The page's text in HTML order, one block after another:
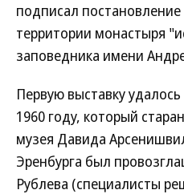
подписал
территории монастыря
заповедника имени
Первую выставку
1960 году, который
музея Давида
Эренбурга был
Рублева (специалисты